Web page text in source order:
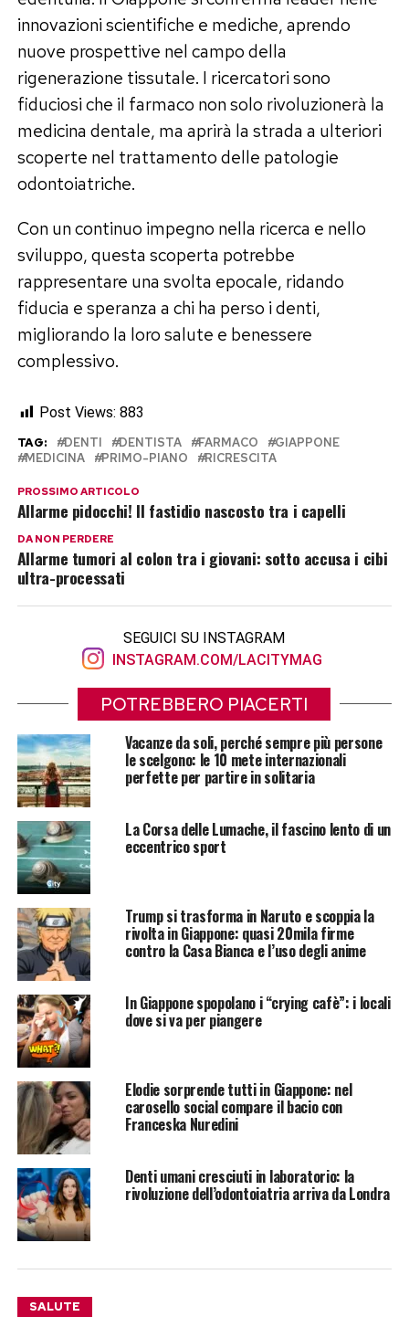
innovazioni scientifiche e mediche, aprendo
nuove prospettive nel campo della
rigenerazione tissutale. I ricercatori sono
fiduciosi che il farmaco non solo rivoluzionerà la
medicina dentale, ma aprirà la strada a ulteriori
scoperte nel trattamento delle patologie
odontoiatriche.
Con un continuo impegno nella ricerca e nello
sviluppo, questa scoperta potrebbe
rappresentare una svolta epocale, ridando
fiducia e speranza a chi ha perso i denti,
migliorando la loro salute e benessere
complessivo.
Post Views: 883
TAG: DENTI DENTISTA FARMACO
GIAPPONE
MEDICINA
PRIMO-PIANO RICRESCITA
PROSSIMO ARTICOLO
Allarme pidocchi! Il fastidio nascosto tra i capelli
DA NON PERDERE
Allarme tumori al colon tra i giovani: sotto accusa i cibi
ultra-processati
SEGUICI SU INSTAGRAM
INSTAGRAM.COM/LACITYMAG
POTREBBERO PIACERTI
Vacanze da soli, perché sempre più persone
le scelgono: le 10 mete internazionali
perfette per partire in solitaria
La Corsa delle Lumache, il fascino lento di un
eccentrico sport
Trump si trasforma in Naruto e scoppia la
rivolta in Giappone: quasi 20mila firme
contro la Casa Bianca e l’uso degli anime
In Giappone spopolano i “crying cafè”: i locali
dove si va per piangere
Elodie sorprende tutti in Giappone: nel
carosello social compare il bacio con
Franceska Nuredini
Denti umani cresciuti in laboratorio: la
rivoluzione dell’odontoiatria arriva da Londra
SALUTE